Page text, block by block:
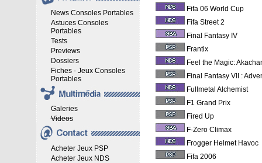
News Consoles Portables
Astuces Consoles
Portables
Tests
Previews
Dossiers
Fiches - Jeux Consoles
Portables
Galeries
Videos
Acheter Jeux PSP
Acheter Jeux NDS
Fifa 06 World Cup
Fifa Street 2
Final Fantasy IV
Frantix
Feel the Magic:
Final Fantasy VII :
Fullmetal Alchemist
F1 Grand Prix
Fired Up
F-Zero Climax
Frogger Helmet Havoc
Fifa 2006